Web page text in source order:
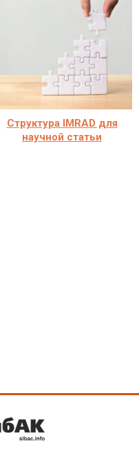
Структура IMRAD для
научной статьи